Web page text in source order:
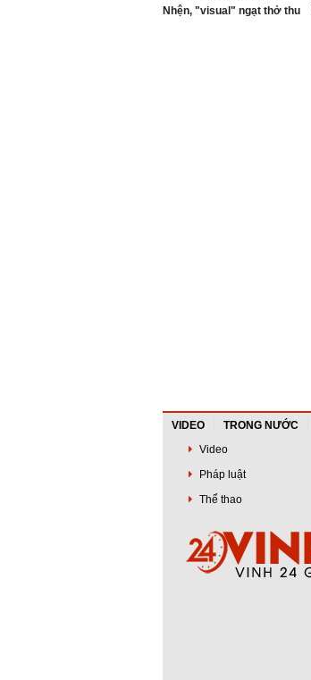
Nhện, "visual" ngạt thở thu
VIDEO TRONG NƯỚC
Video
Pháp luật
Thể thao